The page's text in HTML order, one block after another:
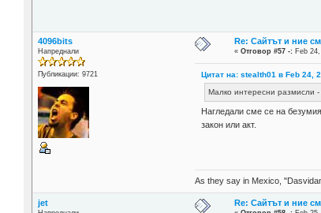
4096bits
Напреднали
Публикации: 9721
Re: Сайтът и ние
«Отговор #57 -: Feb
Цитат на: stealth01 в Feb 24,
Малко интересни размисли
Нагледали сме се на
закон или акт.
As they say in Mexico,
jet Re: Сайтът и ние